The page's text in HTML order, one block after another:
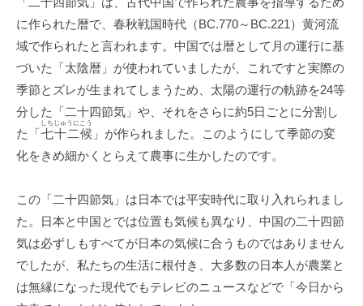
に作られた暦で、春秋戦国時代（BC.770～BC.221）黄河流
域で作られたと言われます。中国では暦として月の運行に基
づいた「太陰暦」が使われていましたが、これですと実際の
季節とズレが生まれてしまうため、太陽の運行の軌跡を24等
分した「二十四節気」や、それをさらに約5日ごとに分割し
た「七十二候
しちじゅうにこう
」が作られました。このようにして季節の変
化をきめ細かくとらえて農事に生かしたのです。
この「二十四節気」は日本では平安時代に取り入れられまし
た。日本と中国とでは位置も気候も異なり、中国の二十四節
気は必ずしもすべてが日本の気候に合うものではありません
でしたが、私たちの生活に根付き、大多数の日本人が農業と
は無縁になった現代でもテレビのニュースなどで「今日から